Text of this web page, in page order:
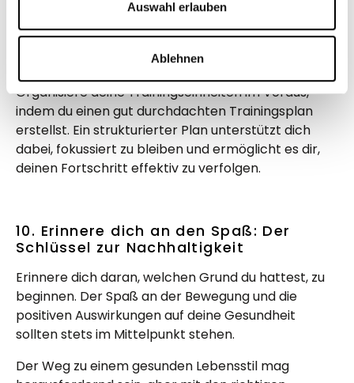
Auswahl erlauben
Ablehnen
Organisiere deine Trainingseinheiten im Voraus,
indem du einen gut durchdachten Trainingsplan
erstellst. Ein strukturierter Plan unterstützt dich
dabei, fokussiert zu bleiben und ermöglicht es dir,
deinen Fortschritt effektiv zu verfolgen.
10. Erinnere dich an den Spaß: Der
Schlüssel zur Nachhaltigkeit
Erinnere dich daran, welchen Grund du hattest, zu
beginnen. Der Spaß an der Bewegung und die
positiven Auswirkungen auf deine Gesundheit
sollten stets im Mittelpunkt stehen.
Der Weg zu einem gesunden Lebensstil mag